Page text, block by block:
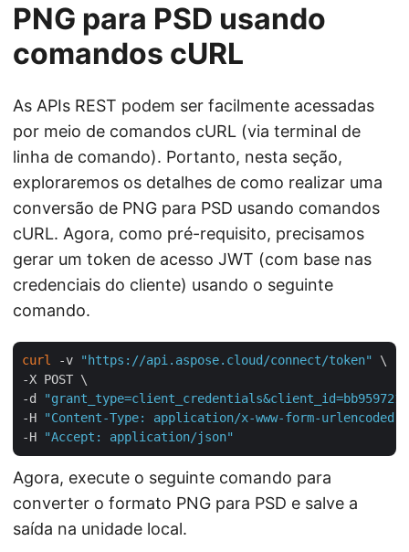
PNG para PSD usando
comandos cURL
As APIs REST podem ser facilmente acessadas
por meio de comandos cURL (via terminal de
linha de comando). Portanto, nesta seção,
exploraremos os detalhes de como realizar uma
conversão de PNG para PSD usando comandos
cURL. Agora, como pré-requisito, precisamos
gerar um token de acesso JWT (com base nas
credenciais do cliente) usando o seguinte
comando.
curl -v "https://api.aspose.cloud/connect/token"
\
-X POST \
-d
"grant_type=client_credentials&client_id=bb959721-
-H
"Content-Type: application/x-www-form-urlencoded"
-H
"Accept: application/json"
Agora, execute o seguinte comando para
converter o formato PNG para PSD e salve a
saída na unidade local.